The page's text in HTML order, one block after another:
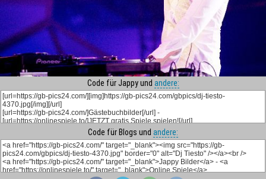
Code für Jappy und andere:
Code für Blogs und andere: